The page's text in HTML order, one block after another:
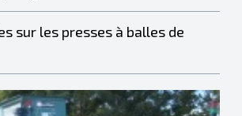
sur les presses à balles de